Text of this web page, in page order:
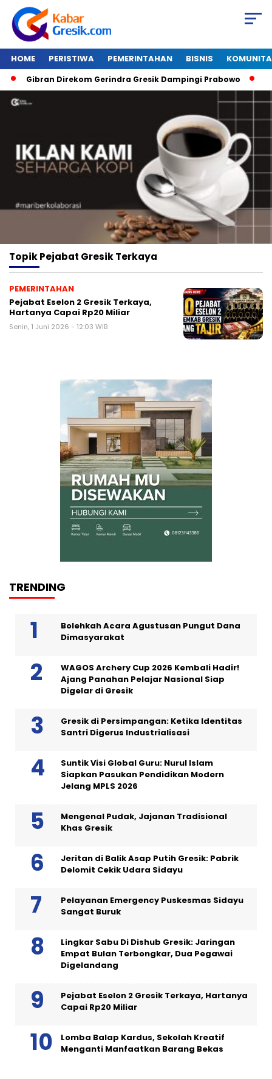
HOME PERISTIWA PEMERINTAHAN BISNIS
Gibran Direkom Gerindra Gresik Dampingi Prabowo
TopikPejabat Gresik Terkaya
PEMERINTAHAN
Pejabat Eselon 2 Gresik Terkaya,
Hartanya Capai Rp20 Miliar
Senin, 1 Juni 2026 - 12:03 WIB
TRENDING
Bolehkah Acara Agustusan Pungut Dana
Dimasyarakat
WAGOS Archery Cup 2026 Kembali Hadir!
Ajang Panahan Pelajar Nasional Siap
Digelar di Gresik
Gresik di Persimpangan: Ketika Identitas
Santri Digerus Industrialisasi
Suntik Visi Global Guru: Nurul Islam
Siapkan Pasukan Pendidikan Modern
Jelang MPLS 2026
Mengenal Pudak, Jajanan Tradisional
Khas Gresik
Jeritan di Balik Asap Putih Gresik: Pabrik
Delomit Cekik Udara Sidayu
Pelayanan Emergency Puskesmas Sidayu
Sangat Buruk
Lingkar Sabu Di Dishub Gresik: Jaringan
Empat Bulan Terbongkar, Dua Pegawai
Digelandang
Pejabat Eselon 2 Gresik Terkaya, Hartanya
Capai Rp20 Miliar
Lomba Balap Kardus, Sekolah Kreatif
Menganti Manfaatkan Barang Bekas